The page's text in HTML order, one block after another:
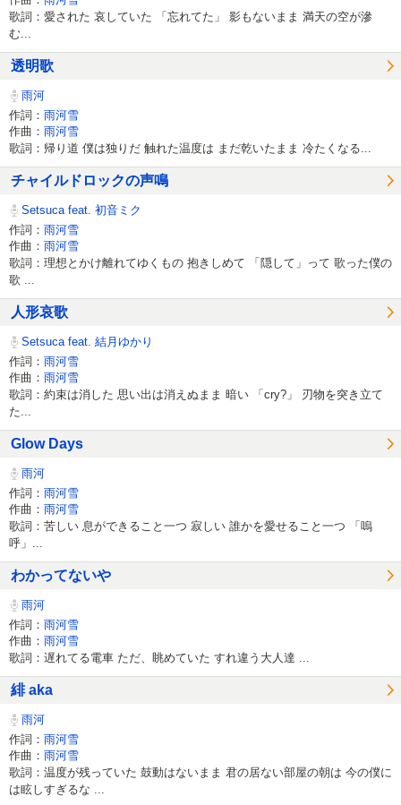
歌詞：愛された 哀していた 「忘れてた」 影もないまま 満天の空が滲
む...
透明歌
雨河
作詞： 雨河雪
作曲： 雨河雪
歌詞：帰り道 僕は独りだ 触れた温度は まだ乾いたまま 冷たくなる...
チャイルドロックの声鳴
Setsuca feat. 初音ミク
作詞： 雨河雪
作曲： 雨河雪
歌詞：理想とかけ離れてゆくもの 抱きしめて 「隠して」って 歌った僕の
歌 ...
人形哀歌
Setsuca feat. 結月ゆかり
作詞： 雨河雪
作曲： 雨河雪
歌詞：約束は消した 思い出は消えぬまま 暗い 「cry?」 刃物を突き立て
た...
Glow Days
雨河
作詞： 雨河雪
作曲： 雨河雪
歌詞：苦しい 息ができること一つ 寂しい 誰かを愛せること一つ 「嗚
呼」...
わかってないや
雨河
作詞： 雨河雪
作曲： 雨河雪
歌詞：遅れてる電車 ただ、眺めていた すれ違う大人達 ...
緋 aka
雨河
作詞： 雨河雪
作曲： 雨河雪
歌詞：温度が残っていた 鼓動はないまま 君の居ない部屋の朝は 今の僕に
は眩しすぎるな ...